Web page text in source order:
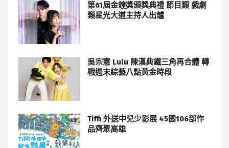
第61屆金鐘獎頒獎典禮 節目類 戲劇
類星光大道主持人出爐
吳宗憲 Lulu 陳漢典鐵三角再合體 轉
戰週末綜藝八點黃金時段
Tiffi 外送中兒少影展 45國106部作
品齊聚高雄